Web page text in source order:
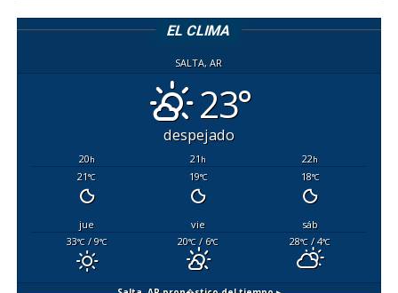
EL CLIMA
SALTA, AR
23°
despejado
20h 21h 22h
21°C 19°C 18°C
jue vie
sáb
33°C/ 9°C 20°C / 6°C 28°C / 4°C